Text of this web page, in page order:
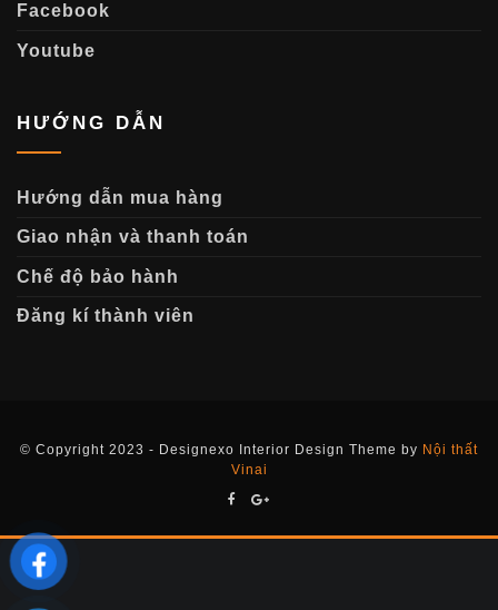
Facebook
Youtube
HƯỚNG DẪN
Hướng dẫn mua hàng
Giao nhận và thanh toán
Chế độ bảo hành
Đăng kí thành viên
© Copyright 2023 - Designexo Interior Design Theme by Nội thất
Vinai